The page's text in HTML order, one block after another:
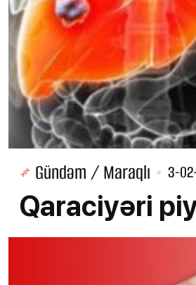
Gündəm / Maraqlı 3-
Qaraciyəri